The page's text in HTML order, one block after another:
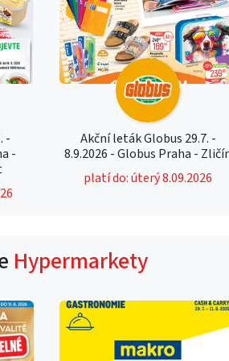
-
-
Akční leták Globus 29.7. -
8.9.2026 - Globus Praha -
platí do: úterý 8.09.2026
Hypermarkety